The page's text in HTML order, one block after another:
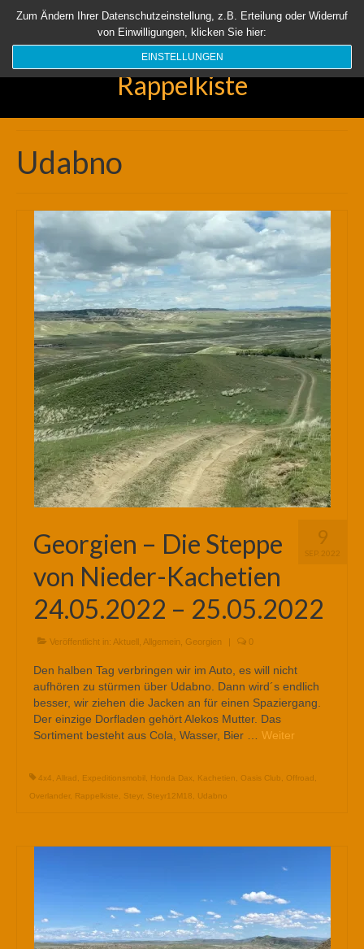
Startseite Aktuell Über uns Unsere Rappelkiste Länder
Suchen
Rappelkiste
Udabno
9
SEP. 2022
Georgien – Die Steppe
von Nieder-Kachetien
24.05.2022 – 25.05.2022
Veröffentlicht in: Aktuell Allgemein Georgien | 0
Den halben Tag verbringen wir im Auto, es will nicht
aufhören zu stürmen über Udabno. Dann wird´s endlich
besser, wir ziehen die Jacken an für einen Spaziergang.
Der einzige Dorfladen gehört Alekos Mutter. Das
Sortiment besteht aus Cola, Wasser, Bier … Weiter
4x4 Allrad Expeditionsmobil Honda Dax Kachetien Oasis Club Offroad
Overlander, Rappelkiste Steyr, Steyr12M18 Udabno
Zum Ändern Ihrer Datenschutzeinstellung, z.B. Erteilung oder Widerruf
von Einwilligungen, klicken Sie hier:
EINSTELLUNGEN